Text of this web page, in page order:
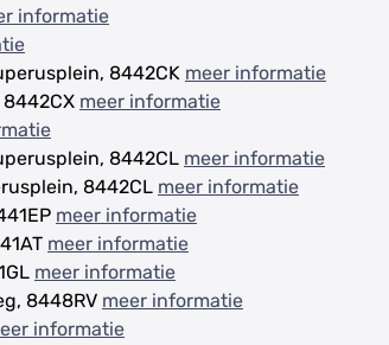
informatie
8442CK meer informatie
meer informatie
8442CL meer informatie
8442CL meer informatie
meer informatie
meer informatie
meer informatie
8448RV meer informatie
informatie